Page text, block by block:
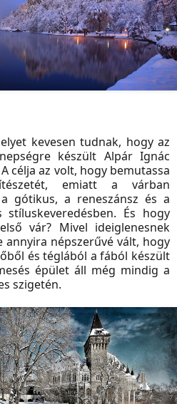
kevesen tudnak, hogy az
készült Alpár Ignác
célja az volt, hogy bemutassa
emiatt a várban
gótikus, a reneszánsz és a
És hogy
vár? Mivel ideiglenesnek
annyira népszerűvé vált, hogy
és téglából a fából készült
épület áll még mindig a
szigetén.